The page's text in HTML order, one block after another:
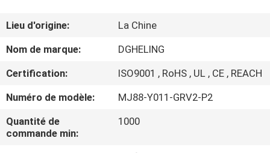
DE
NOUS
VISITE
D'USINE
CONTRÔLE
Lieu d'origine:
La Chine
Nom de marque:
DGHELING
Certification:
ISO9001 , RoHS , UL , CE , REACH
Numéro de modèle:
MJ88-Y011-GRV2-P2
Quantité de
commande min:
1000